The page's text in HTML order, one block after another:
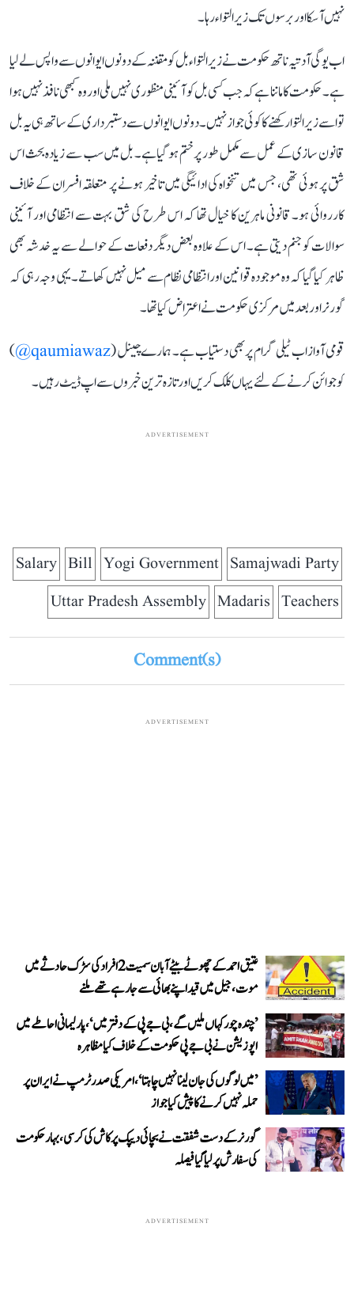
نہیں آسکا اور برسوں تک زیر التواء رہا۔
اب یوگی آدتیہ ناتھ حکومت نے زیر التواء بل کو مقننہ کے دونوں ایوانوں سے واپس لے لیا
ہے۔ حکومت کا ماننا ہے کہ جب کسی بل کو آئینی منظوری نہیں ملی اور وہ کبھی نافذ نہیں ہوا
تو اسے زیر التوا رکھنے کا کوئی جواز نہیں۔ دونوں ایوانوں سے دستبرداری کے ساتھ ہی یہ بل
قانون سازی کے عمل سے مکمل طور پر ختم ہو گیا ہے۔ بل میں سب سے زیادہ بحث اس
شق پر ہوئی تھی، جس میں تنخواہ کی ادائیگی میں تاخیر ہونے پر متعلقہ افسران کے خلاف
کارروائی ہو۔ قانونی ماہرین کا خیال تھا کہ اس طرح کی شق بہت سے انتظامی اور آئینی
سوالات کو جنم دیتی ہے۔ اس کے علاوہ بعض دیگر دفعات کے حوالے سے یہ خدشہ بھی
ظاہر کیا گیا کہ وہ موجودہ قوانین اور انتظامی نظام سے میل نہیں کھاتے۔ یہی وجہ رہی کہ
گورنر اور بعد میں مرکزی حکومت نے اعتراض کیا تھا۔
قومی آواز اب ٹیلی گرام پر بھی دستیاب ہے۔ ہمارے چینل (qaumiawaz@
)
کو جوائن کرنے کے لئے یہاں کلک کریں اور تازہ ترین خبروں سے اپ ڈیٹ رہیں۔
ADVERTISEMENT
Samajwadi Party
Yogi Government
Bill
Salary
Teachers
Madaris
Uttar Pradesh Assembly
Comment(s)
ADVERTISEMENT
عتیق احمد کے چھوٹے بیٹے آبان سمیت 2 افراد کی سڑک حادثے میں
موت، جیل میں قید اپنے بھائی سے جا رہے تھے ملنے
’چندہ چور کہاں ملیں گے، بی جے پی کے دفتر میں‘، پارلیمانی احاطے میں
اپوزیشن نے بی جے پی حکومت کے خلاف کیا مظاہرہ
’میں لوگوں کی جان لینا نہیں چاہتا‘، امریکی صدر ٹرمپ نے ایران پر
حملہ نہیں کرنے کا پیش کیا جواز
گورنر کے دست شفقت نے بچائی دیپک پرکاش کی کرسی، بہار حکومت
کی سفارش پر لیا گیا فیصلہ
ADVERTISEMENT